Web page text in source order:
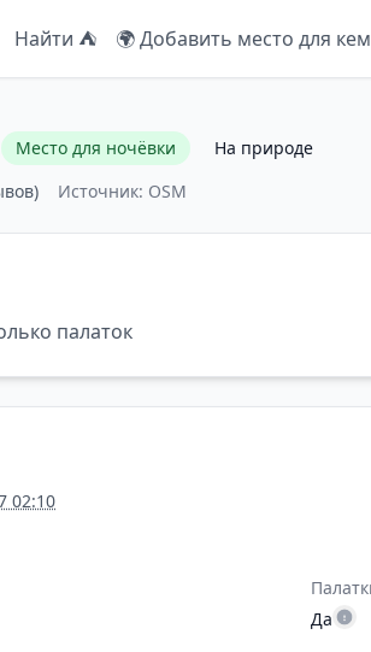
Найти ⛺ 🌍 Добавить место для
Место для ночёвки
На природе
Источник: OSM
палаток
02:10
Да